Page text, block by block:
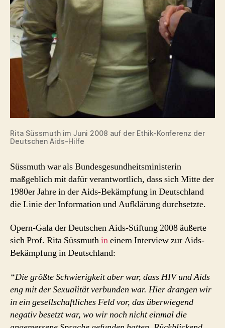
Rita Süssmuth im Juni 2008 auf der Ethik-Konferenz der
Deutschen Aids-Hilfe
Süssmuth war als Bundesgesundheitsministerin
maßgeblich mit dafür verantwortlich, dass sich Mitte der
1980er Jahre in der Aids-Bekämpfung in Deutschland
die Linie der Information und Aufklärung durchsetzte.
Opern-Gala der Deutschen Aids-Stiftung 2008 äußerte
sich Prof. Rita Süssmuthineinem Interview zur Aids-
Bekämpfung in Deutschland:
“Die größte Schwierigkeit aber war, dass HIV und Aids
eng mit der Sexualität verbunden war. Hier drangen wir
in ein gesellschaftliches Feld vor, das überwiegend
negativ besetzt war, wo wir noch nicht einmal die